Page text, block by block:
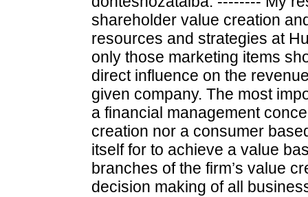
shareholder value creation
resources and strategies at
only those marketing items
direct influence on the
given company. The most
a financial management
creation nor a consumer
itself for to achieve a value
branches of the firm’s value
decision making of all